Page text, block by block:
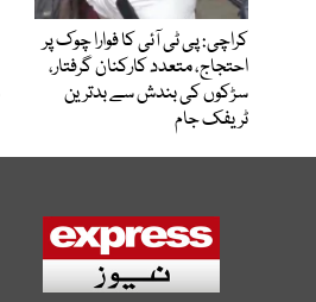
کراچی: پی ٹی آئی کا فوارا چوک پر
احتجاج، متعدد کارکنان گرفتار،
سڑکوں کی بندش سے بدترین
ٹریفک جام